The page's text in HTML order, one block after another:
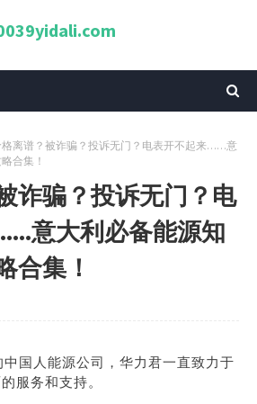
格离谱？被诈骗？投诉无门？电表开不起来……意
合集！
诈骗？投诉无门？电
意大利必备能源知
合集！
国人能源公司，华力君一直致力于
服务和支持。